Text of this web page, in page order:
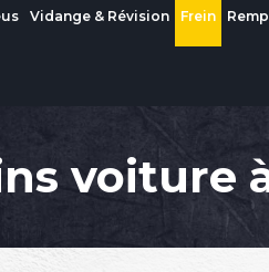
Vidange & Révision Frein
voiture